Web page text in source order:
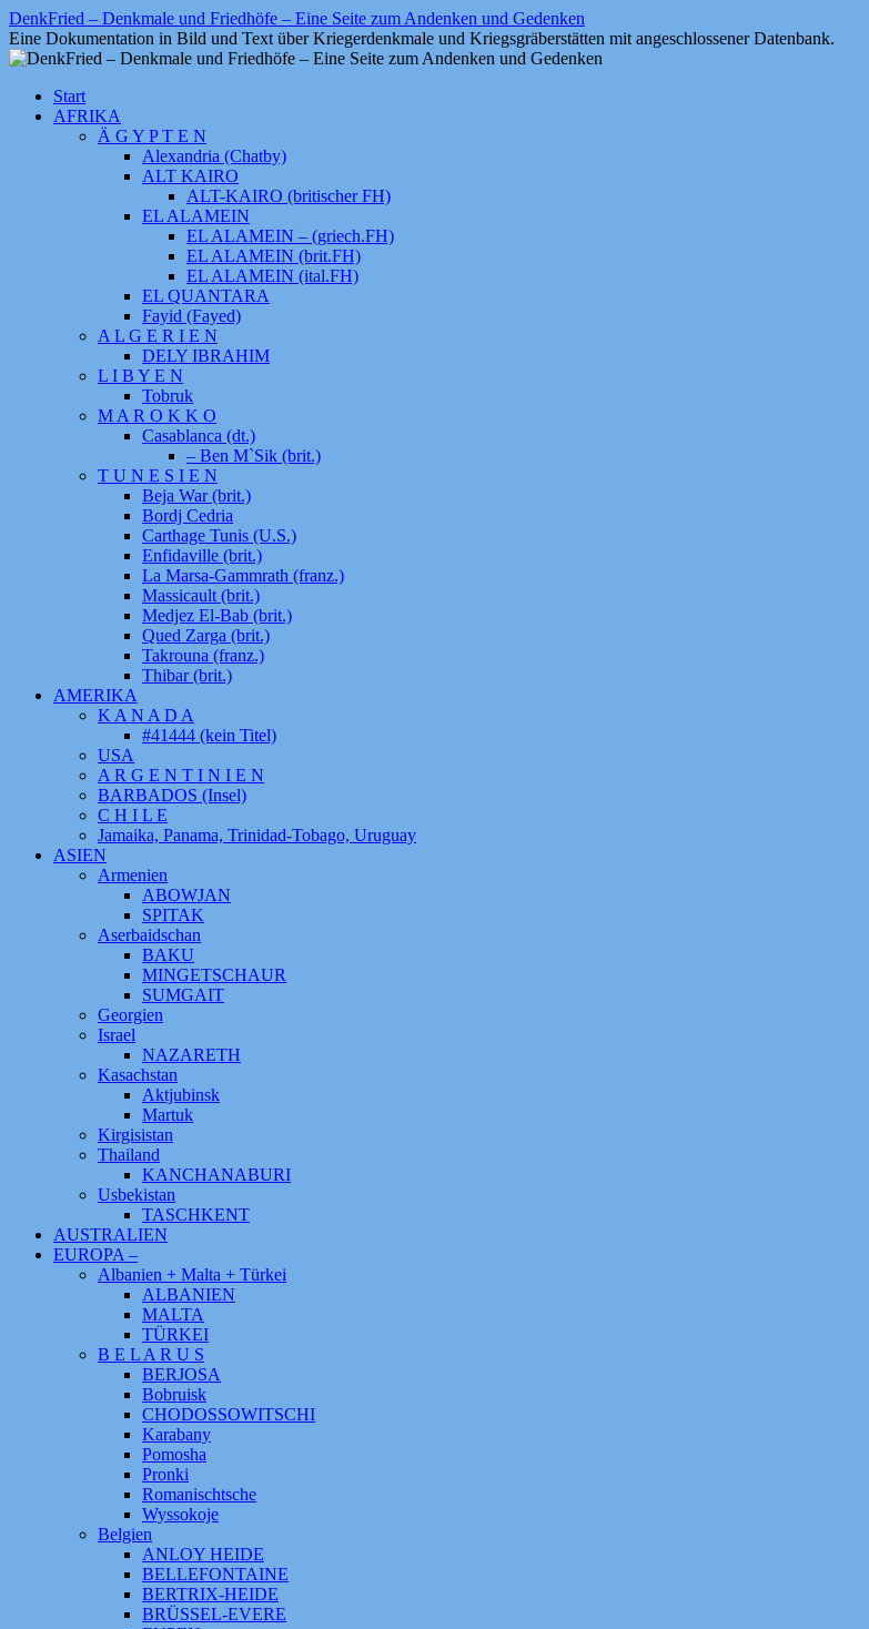
Zum
Inhalt
springen
DenkFried – Denkmale und Friedhöfe – Eine Seite zum Andenken und Gedenken
Eine Dokumentation in Bild und Text über Kriegerdenkmale und Kriegsgräberstätten mit angeschlossener Datenbank.
Start
AFRIKA
Ä G Y P T E N
Alexandria (Chatby)
ALT KAIRO
ALT-KAIRO (britischer FH)
EL ALAMEIN
EL ALAMEIN – (griech.FH)
EL ALAMEIN (brit.FH)
EL ALAMEIN (ital.FH)
EL QUANTARA
Fayid (Fayed)
A L G E R I E N
DELY IBRAHIM
L I B Y E N
Tobruk
M A R O K K O
Casablanca (dt.)
– Ben M`Sik (brit.)
T U N E S I E N
Beja War (brit.)
Bordj Cedria
Carthage Tunis (U.S.)
Enfidaville (brit.)
La Marsa-Gammrath (franz.)
Massicault (brit.)
Medjez El-Bab (brit.)
Qued Zarga (brit.)
Takrouna (franz.)
Thibar (brit.)
AMERIKA
K A N A D A
#41444 (kein Titel)
USA
A R G E N T I N I E N
BARBADOS (Insel)
C H I L E
Jamaika, Panama, Trinidad-Tobago, Uruguay
ASIEN
Armenien
ABOWJAN
SPITAK
Aserbaidschan
BAKU
MINGETSCHAUR
SUMGAIT
Georgien
Israel
NAZARETH
Kasachstan
Aktjubinsk
Martuk
Kirgisistan
Thailand
KANCHANABURI
Usbekistan
TASCHKENT
AUSTRALIEN
EUROPA –
Albanien + Malta + Türkei
ALBANIEN
MALTA
TÜRKEI
B E L A R U S
BERJOSA
Bobruisk
CHODOSSOWITSCHI
Karabany
Pomosha
Pronki
Romanischtsche
Wyssokoje
Belgien
ANLOY HEIDE
BELLEFONTAINE
BERTRIX-HEIDE
BRÜSSEL-EVERE